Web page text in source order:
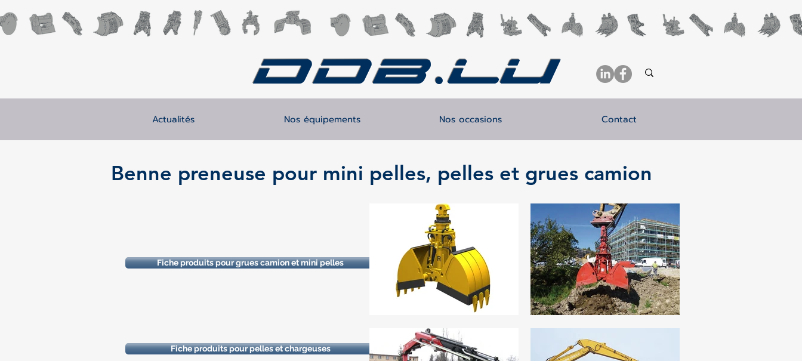
DDB.lu
Actualités Nos équipements Nos occasions Contact
Benne preneuse pour mini pelles, pelles et grues camion
Fiche produits pour grues camion et mini pelles
Fiche produits pour pelles et chargeuses